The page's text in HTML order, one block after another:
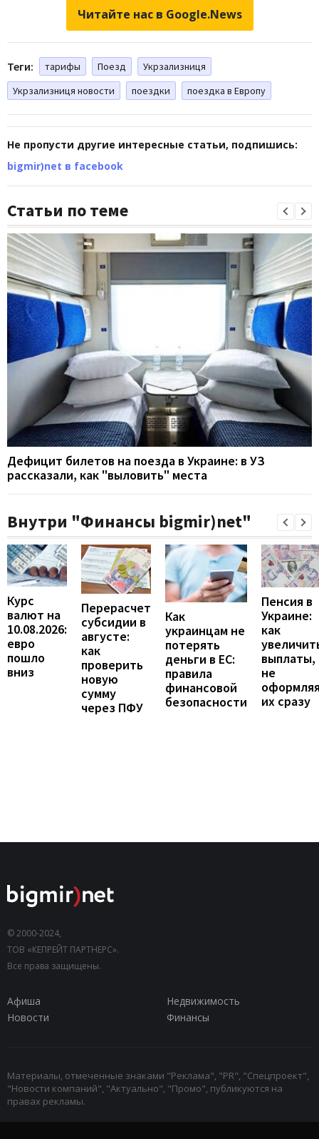
Читайте нас в Google.News
Теги: тарифы Поезд
Укрзализниця
Укрзализниця новости
поездки поездка в Европу
Не пропусти другие интересные статьи, подпишись:
bigmir)net в facebook
Статьи по теме
Дефицит билетов на поезда в Украине: в УЗ
рассказали, как "выловить" места
Внутри "Финансы bigmir)net"
Курс
валют на
10.08.2026:
евро
пошло
вниз
Перерасчет
субсидии в
августе:
как
проверить
новую
сумму
через ПФУ
Как
украинцам не
потерять
деньги в ЕС:
правила
финансовой
безопасности
Пенсия в
Украине:
как
выплаты,
не
их сразу
© 2000-2024,
ТОВ «КЕПРЕЙТ ПАРТНЕРС».
Все права защищены.
Афиша
Недвижимость
Новости
Финансы
Материалы, отмеченные знаками "Реклама", "PR", "Спецпроект",
"Новости компаний", "Актуально", "Промо", публикуются на
правах рекламы.